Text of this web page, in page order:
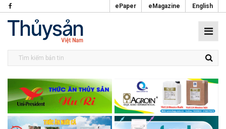
ePaper eMagazine English